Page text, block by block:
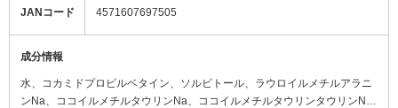
JANコード 4571607697505
成分情報
水、コカミドプロピルベタイン、ソルビトール、ラウロイルメチルアラニ
ンNa、ココイルメチルタウリンNa、ココイルメチルタウリンタウリンN